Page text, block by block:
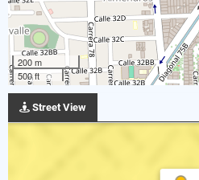
200 m
500 ft
Street View